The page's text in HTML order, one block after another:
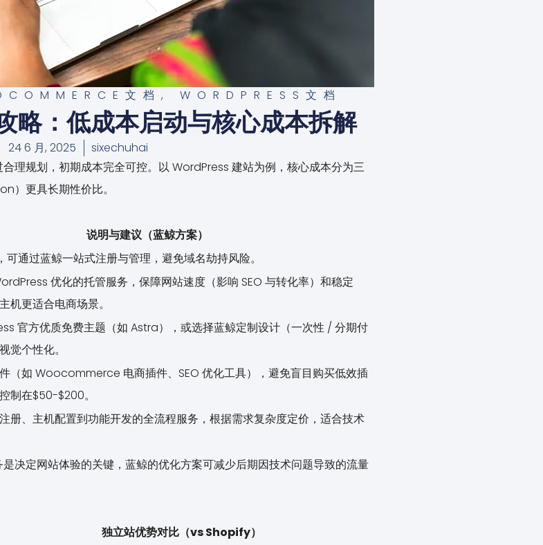
文档 , WORDPRESS文档
略：低成本启动与核心成本拆解
24 6 月, 2025
sixechuhai
理规划，初期成本完全可控。以 WordPress 建站为例，核心成本分为三
）更具长期性价比。
说明与建议（蓝鲸方案）
通过蓝鲸一站式注册与管理，避免域名劫持风险。
优化的托管服务，保障网站速度（影响 SEO 与转化率）和稳定
机更适合电商场景。
官方优质免费主题（如 Astra），或选择蓝鲸定制设计（一次性 / 分期付
觉个性化。
（如 Woocommerce 电商插件、SEO 优化工具），避免盲目购买低效插
制在$50-$200。
册、主机配置到功能开发的全流程服务，根据需求复杂度定价，适合技术
决定网站体验的关键，蓝鲸的优化方案可减少后期因技术问题导致的流量
独立站优势对比（vs Shopify）